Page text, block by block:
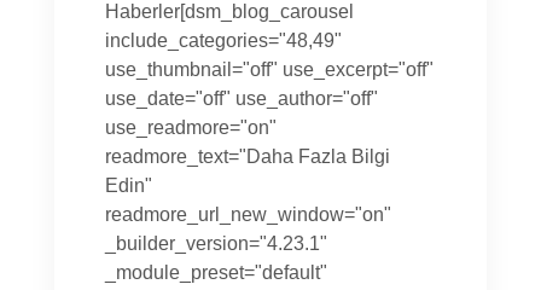
Haberler[dsm_blog_carousel
include_categories="48,49"
use_thumbnail="off" use_excerpt="off"
use_date="off" use_author="off"
use_readmore="on"
readmore_text="Daha Fazla Bilgi
Edin"
readmore_url_new_window="on"
_builder_version="4.23.1"
_module_preset="default"